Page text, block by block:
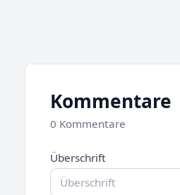
Kommentare
0 Kommentare
Überschrift